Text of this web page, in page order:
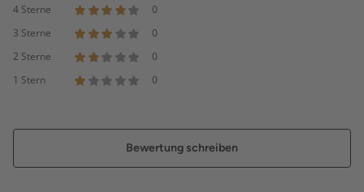
4 Sterne
0
3 Sterne
0
2 Sterne
0
1 Stern
0
Bewertung schreiben